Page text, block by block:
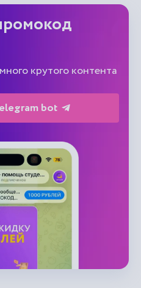
крутого контента
bot